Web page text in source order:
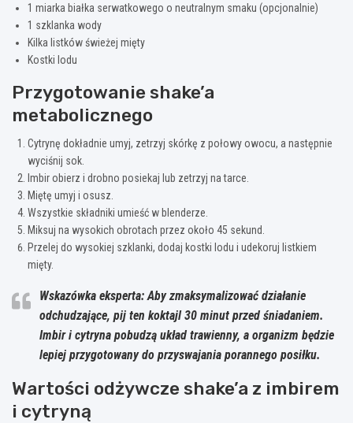
1 miarka białka serwatkowego o neutralnym smaku (opcjonalnie)
1 szklanka wody
Kilka listków świeżej mięty
Kostki lodu
Przygotowanie shake’a
metabolicznego
Cytrynę dokładnie umyj, zetrzyj skórkę z połowy owocu, a następnie
wyciśnij sok.
Imbir obierz i drobno posiekaj lub zetrzyj na tarce.
Miętę umyj i osusz.
Wszystkie składniki umieść w blenderze.
Miksuj na wysokich obrotach przez około 45 sekund.
Przelej do wysokiej szklanki, dodaj kostki lodu i udekoruj listkiem
mięty.
Wskazówka eksperta: Aby zmaksymalizować działanie
odchudzające, pij ten koktajl 30 minut przed śniadaniem.
Imbir i cytryna pobudzą układ trawienny, a organizm będzie
lepiej przygotowany do przyswajania porannego posiłku.
Wartości odżywcze shake’a z imbirem
i cytryną